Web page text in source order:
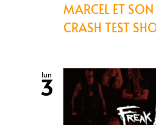
MARCEL ET SON
CRASH TEST
lun
3